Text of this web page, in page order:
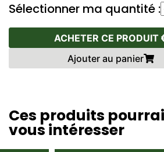
Sélectionner ma quantité :
ACHETER CE PRODUIT
Ajouter au panier
Ces produits
vous intéresser